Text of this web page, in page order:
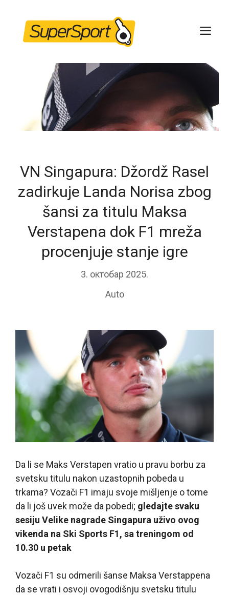
content
VN Singapura: Džordž Rasel
zadirkuje Landa Norisa zbog
šansi za titulu Maksa
Verstapena dok F1 mreža
procenjuje stanje igre
3. октобар 2025.
Auto
Da li se Maks Verstapen vratio u pravu borbu za
svetsku titulu nakon uzastopnih pobeda u
trkama? Vozači F1 imaju svoje mišljenje o tome
da li još uvek može da pobedi; gledajte svaku
sesiju Velike nagrade Singapura uživo ovog
vikenda na Ski Sports F1, sa treningom od
10.30 u petak
Vozači F1 su odmerili šanse Maksa Verstappena
da se vrati i osvoji ovogodišnju svetsku titulu